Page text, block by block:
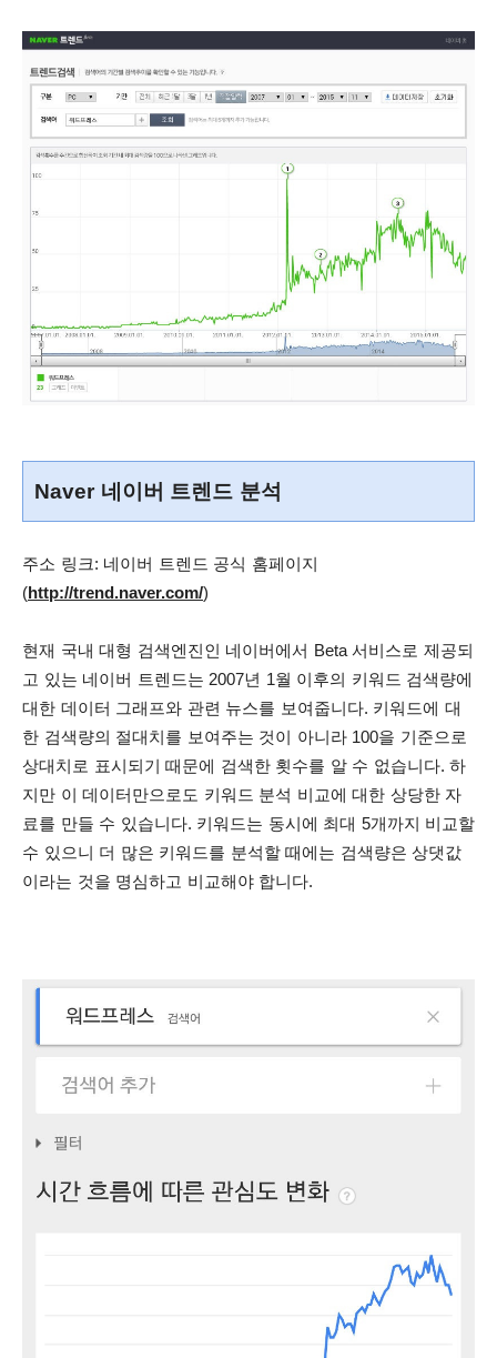
Naver 네이버 트렌드 분석
주소 링크: 네이버 트렌드 공식 홈페이지
(http://trend.naver.com/)
현재 국내 대형 검색엔진인 네이버에서 Beta 서비스로 제공되
고 있는 네이버 트렌드는 2007년 1월 이후의 키워드 검색량에
대한 데이터 그래프와 관련 뉴스를 보여줍니다. 키워드에 대
한 검색량의 절대치를 보여주는 것이 아니라 100을 기준으로
상대치로 표시되기 때문에 검색한 횟수를 알 수 없습니다. 하
지만 이 데이터만으로도 키워드 분석 비교에 대한 상당한 자
료를 만들 수 있습니다. 키워드는 동시에 최대 5개까지 비교할
수 있으니 더 많은 키워드를 분석할 때에는 검색량은 상댓값
이라는 것을 명심하고 비교해야 합니다.